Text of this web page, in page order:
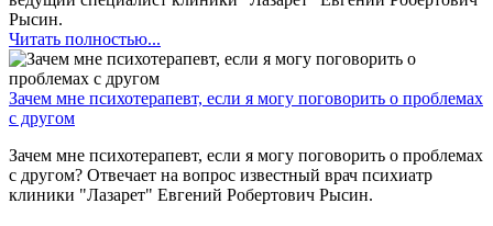
Рысин.
Читать полностью...
Зачем мне психотерапевт, если я могу поговорить о проблемах
с другом
Зачем мне психотерапевт, если я могу поговорить о проблемах
с другом? Отвечает на вопрос известный врач психиатр
клиники "Лазарет" Евгений Робертович Рысин.